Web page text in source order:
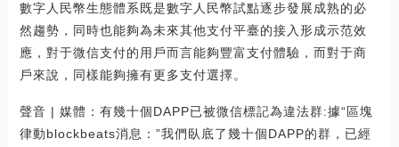
數字人民幣生態體系既是數字人民幣試點逐步發展成熟的必
然趨勢，同時也能夠為未來其他支付平臺的接入形成示范效
應，對于微信支付的用戶而言能夠豐富支付體驗，而對于商
戶來說，同樣能夠擁有更多支付選擇。
聲音 | 媒體：有幾十個DAPP已被微信標記為違法群:據“區塊
律動blockbeats消息：”我們臥底了幾十個DAPP的群，已經